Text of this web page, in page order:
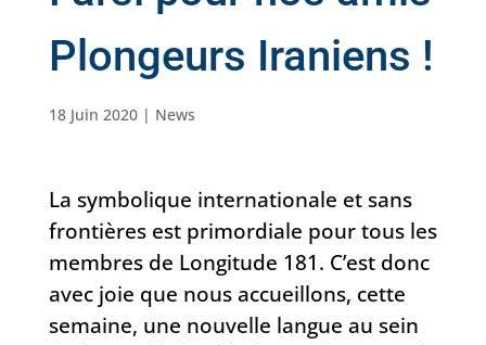
Plongeurs Iraniens !
18 Juin 2020| News
La symbolique internationale et sans
frontières est primordiale pour tous les
membres de Longitude 181. C’est donc
avec joie que nous accueillons, cette
semaine, une nouvelle langue au sein